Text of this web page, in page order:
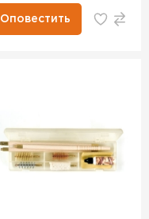
Оповестить